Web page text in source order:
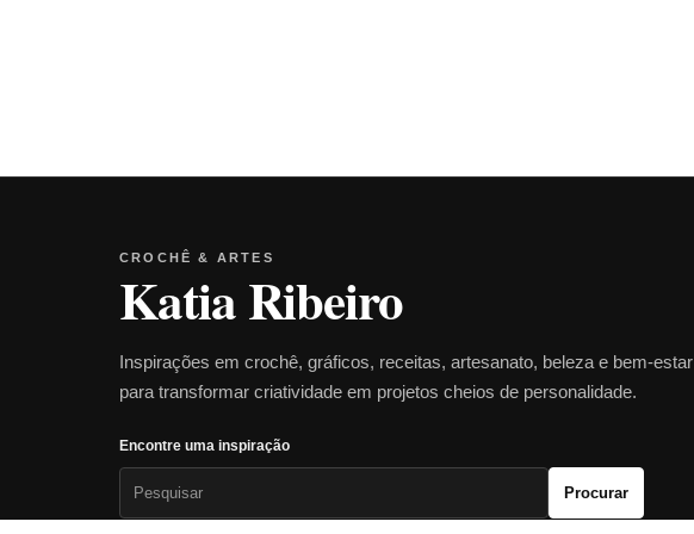
CROCHÊ & ARTES
Katia Ribeiro
Inspirações em crochê, gráficos, receitas, artesanato, beleza e bem-estar
para transformar criatividade em projetos cheios de personalidade.
Encontre uma inspiração
Procurar